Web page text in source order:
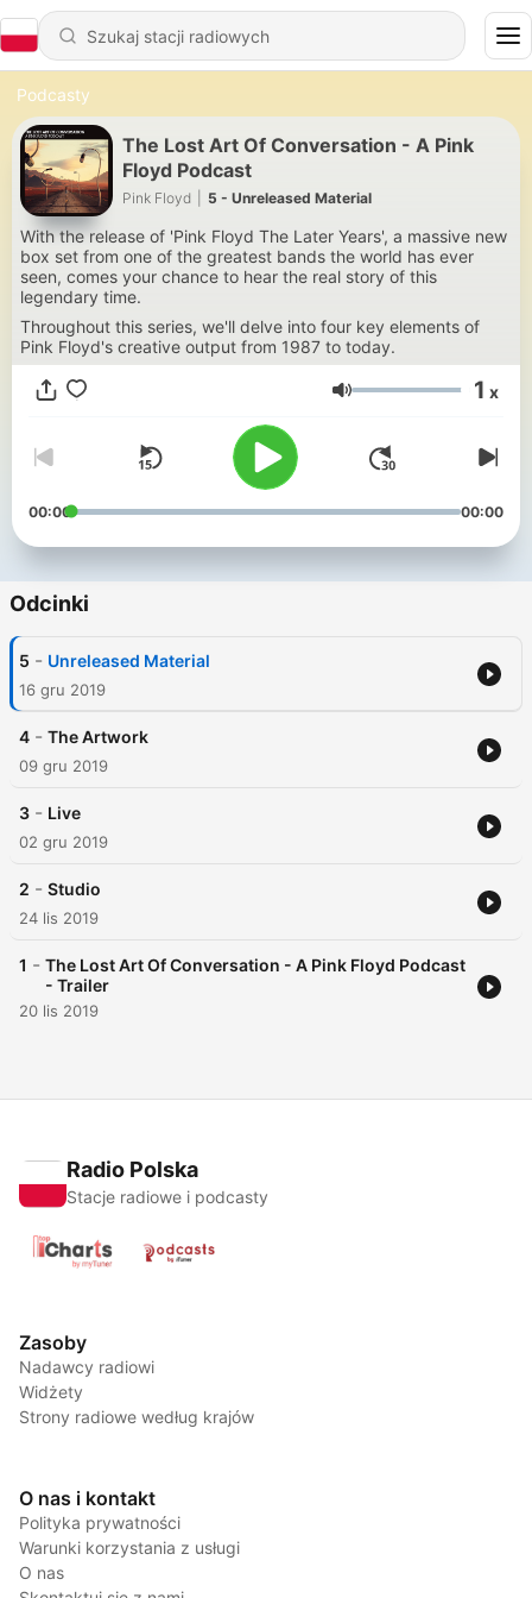
Podcasty
The Lost Art Of Conversation - A Pink
Floyd Podcast
Pink Floyd 5 - Unreleased Material
With the release of 'Pink Floyd The Later Years', a massive new
box set from one of the greatest bands the world has ever
seen, comes your chance to hear the real story of this
legendary time.
Throughout this series, we'll delve into four key elements of
Pink Floyd's creative output from 1987 to today.
Głośność 1 x
00:00 00:00
Odcinki
5 - Unreleased Material
16 gru 2019
4 - The Artwork
09 gru 2019
3 - Live
02 gru 2019
2 - Studio
24 lis 2019
1 - The Lost Art Of Conversation - A Pink Floyd Podcast
- Trailer
20 lis 2019
Radio Polska
Stacje radiowe i podcasty
Zasoby
Nadawcy radiowi
Widżety
Strony radiowe według krajów
O nas i kontakt
Polityka prywatności
Warunki korzystania z usługi
O nas